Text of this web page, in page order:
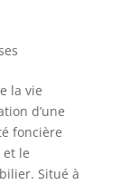
la vie
d’une
foncière
le
Situé à